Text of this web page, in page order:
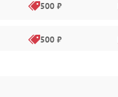
500 ₽
500 ₽